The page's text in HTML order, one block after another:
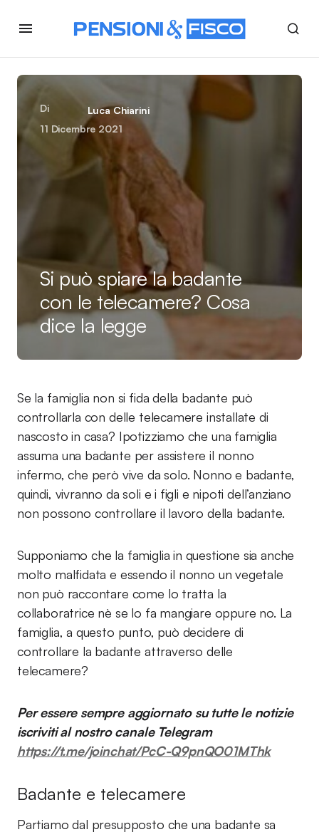
Di
Luca Chiarini
11 Dicembre 2021
Si può spiare la badante
con le telecamere? Cosa
dice la legge
Se la famiglia non si fida della badante può
controllarla con delle telecamere installate di
nascosto in casa? Ipotizziamo che una famiglia
assuma una badante per assistere il nonno
infermo, che però vive da solo. Nonno e badante,
quindi, vivranno da soli e i figli e nipoti dell’anziano
non possono controllare il lavoro della badante.
Supponiamo che la famiglia in questione sia anche
molto malfidata e essendo il nonno un vegetale
non può raccontare come lo tratta la
collaboratrice nè se lo fa mangiare oppure no. La
famiglia, a questo punto, può decidere di
controllare la badante attraverso delle
telecamere?
Per essere sempre aggiornato su tutte le notizie
iscriviti al nostro canale Telegram
https://t.me/joinchat/PcC-Q9pnQO01MThk
Badante e telecamere
Partiamo dal presupposto che una badante sa